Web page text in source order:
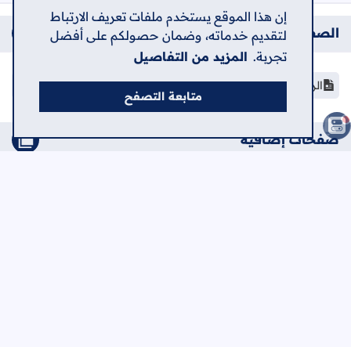
إن هذا الموقع يستخدم ملفات تعريف الارتباط
لتقديم خدماته، وضمان حصولكم على أفضل
تجربة. المزيد من التفاصيل
متابعة التصفح
الصفحات
الرئيسية
صفحات إضافية